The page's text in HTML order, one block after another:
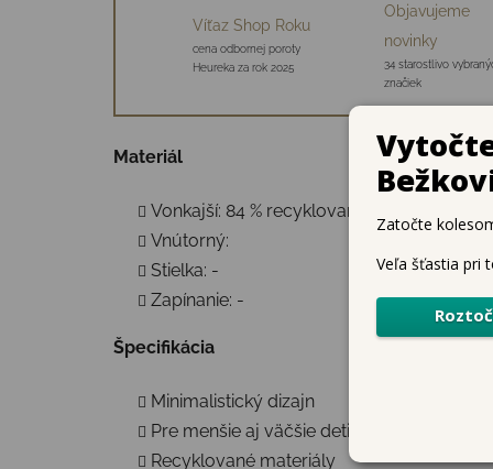
Víťaz Shop Roku
cena odbornej poroty
Heureka za rok 2025
Objavujeme
novinky
34 starostlivo
značiek
Materiál
Vonkajší: 84 % recyklovaný polyester, 12
Vnútorný:
Stielka: -
Zapínanie: -
Špecifikácia
Minimalistický dizajn
Pre menšie aj väčšie deti
Recyklované materiály